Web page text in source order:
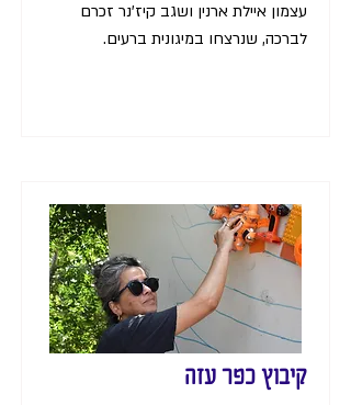
עצמון איילת ארנין ושגב קיז'נר זכרם
לברכה, שנרצחו במיגונית ברעים.
קיבוץ כפר עזה